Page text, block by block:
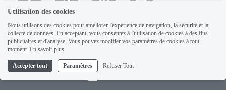
Contact
Utilisation des cookies
Nous utilisons des cookies pour améliorer l'expérience de navigation, la sécurité et la
collecte de données. En acceptant, vous consentez à l'utilisation de cookies à des fins
publicitaires et d'analyse. Vous pouvez modifier vos paramètres de cookies à tout
moment. En savoir plus
Accepter tout Paramètres Refuser Tout